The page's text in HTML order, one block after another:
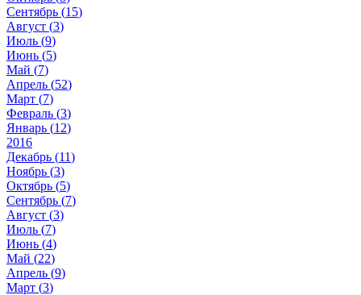
Сентябрь (15)
Август (3)
Июль (9)
Июнь (5)
Май (7)
Апрель (52)
Март (7)
Февраль (3)
Январь (12)
2016
Декабрь (11)
Ноябрь (3)
Октябрь (5)
Сентябрь (7)
Август (3)
Июль (7)
Июнь (4)
Май (22)
Апрель (9)
Март (3)